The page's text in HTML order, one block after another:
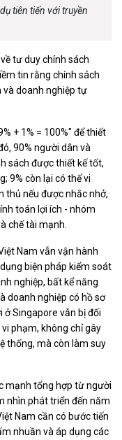
tiên tiến với truyền
tư duy chính sách
tin rằng chính sách
và doanh nghiệp tự
+ 1% = 100%" để thiết
90% người dân và
sách được thiết kế tốt,
9% còn lại có thể vi
thủ nếu được nhắc nhở,
toán lợi ích - nhóm
chế tài mạnh.
Nam vẫn vận hành
biện pháp kiểm soát
nghiệp, bất kể năng
doanh nghiệp có hồ sơ
Singapore vẫn bị đối
phạm, không chỉ gây
thống, mà còn làm suy
mạnh tổng hợp từ người
nhìn phát triển đến năm
Nam cần có bước tiến
nhuần và áp dụng các